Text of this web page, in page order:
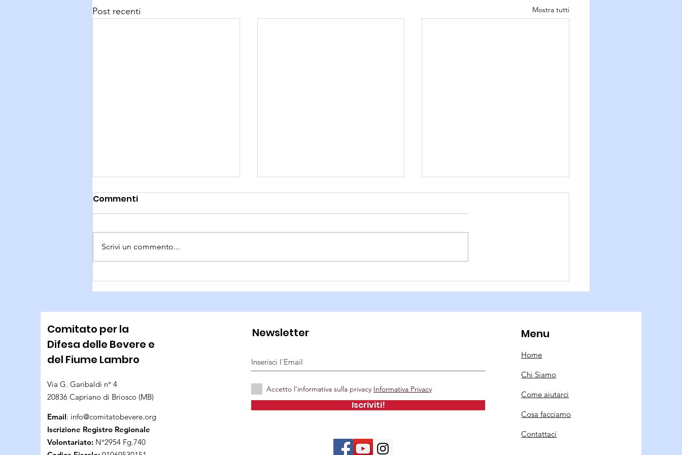
Post recenti Mostra tutti
Per le vie di Capriano
2024
Commenti
Scrivi un commento...
Comitato per la
Difesa delle Bevere e
del Fiume Lambro
Via G. Garibaldi n° 4
20836 Capriano di Briosco (MB)
Email: info@comitatobevere.org
Iscrizione Registro Regionale
Volontariato: N°2954 Fg.740
Newsletter
Accetto l'informativa sulla privacy Informativa Privacy
Iscriviti!
Menu
Home
Chi Siamo
Come aiutarci
Cosa facciamo
Contattaci